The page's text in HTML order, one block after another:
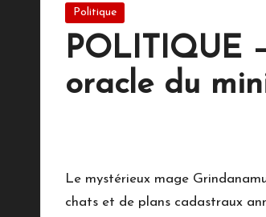
M
Posted
Politique
POLITIQUE
oracle du
Le mystérieux mage
chats et de plans cadastraux